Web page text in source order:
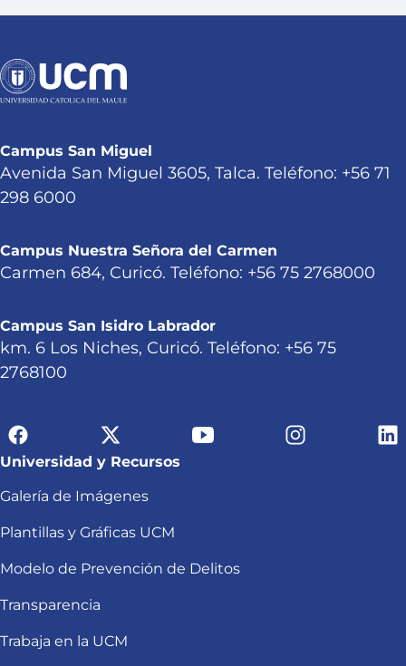
Campus San Miguel
Avenida San Miguel 3605, Talca. Teléfono: +56 71
298 6000
Campus Nuestra Señora del Carmen
Carmen 684, Curicó. Teléfono: +56 75 2768000
Campus San Isidro Labrador
km. 6 Los Niches, Curicó. Teléfono: +56 75
2768100
Universidad y Recursos
Galería de Imágenes
Plantillas y Gráficas UCM
Modelo de Prevención de Delitos
Transparencia
Trabaja en la UCM